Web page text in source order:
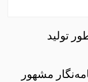
تولید
مشهور